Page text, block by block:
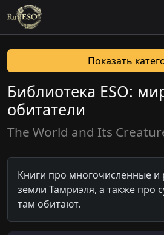
Библиотека ESO:
обитатели
The World and Its
Книги про многочисленные и
земли Тамриэля, а также про
там обитают.
Показать